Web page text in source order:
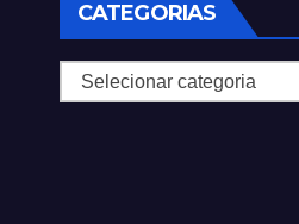
CATEGORIAS
Categorias